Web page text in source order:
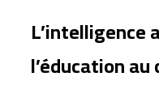
l’éducation